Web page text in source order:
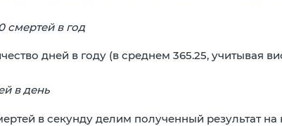
смертей в год
дней в году (в среднем 365.25, учитывая
в день
в секунду делим полученный результат на